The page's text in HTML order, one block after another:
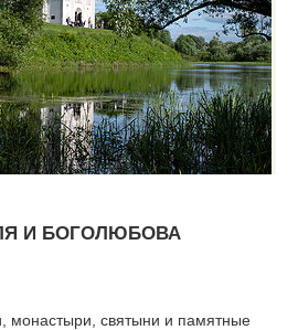
И БОГОЛЮБОВА
монастыри, святыни и памятные